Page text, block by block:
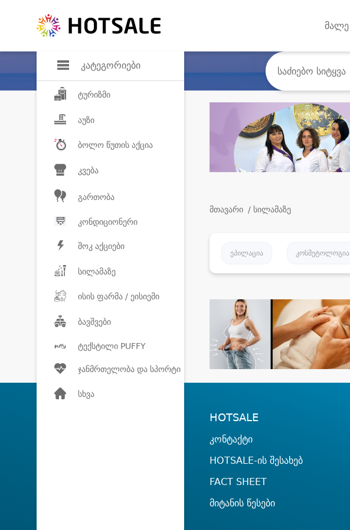
კატეგორიები
ტურიზმი
აუზი
ბოლო წუთის აქცია
კვება
გართობა
კონდიციონერი
შოკ აქციები
სილამაზე
ისის ფარმა / ეისიემი
ბავშვები
ტექსტილი PUFFY
ჯანმრთელობა და სპორტი
სხვა
მალე
მთავარი / სილამაზე
ეპილაცია კოსმეტოლოგია
HOTSALE
კონტაქტი
HOTSALE-ის შესახებ
FACT SHEET
მიტანის წესები